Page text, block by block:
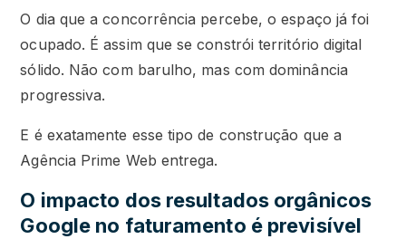
O dia que a concorrência percebe, o espaço já foi
ocupado. É assim que se constrói território digital
sólido. Não com barulho, mas com dominância
progressiva.
E é exatamente esse tipo de construção que a
Agência Prime Web entrega.
O impacto dos resultados orgânicos
Google no faturamento é previsível